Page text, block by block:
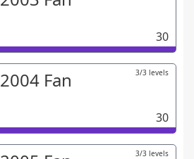
30
2004 Fan 3/3 levels
30
3/3 levels